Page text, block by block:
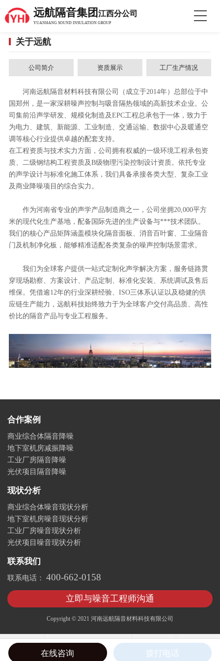
远航隔音集团 江西分公司
YUANHANG SOUND INSULATION GROUP
关于远航
公司简介 资质展示 工厂生产情况
河南远航隔音材料科技有限公司（成立于2014年）总部位于中
国郑州，是一家深耕噪声控制与吸音隔热领域的高新技术企业。公
司集前沿声学研发、规模化制造及EPC工程总承包于一体，致力于
为电力、建筑、新能源、工业制造、交通运输、数据中心及暖通空
调等核心行业提供卓越的配套支持。
在工程资质与技术实力方面，公司拥有权威的一级环境工程承包资
质、二级钢结构工程资质及B级物理污染控制设计资质。依托专业
的声学设计与标准化施工体系，我们具备承接各类大型、复杂工业
及商业降噪项目的综合实力。
作为河南省专业的声学产品制造商之一，公司坐拥20,000平方
米的现代化生产基地，配备国际先进的生产设备与***技术团队。
我们的核心产品矩阵涵盖模块化隔音面板、消音百叶窗、工业隔音
门及机制净化板，能够精准适配各类复杂的噪声控制场景需求。
我们为全球客户提供一站式定制化声学解决方案，服务链路贯
穿现场勘察、方案设计、产品定制、标准化安装、系统调试及售后
维保。凭借逾12年的行业深耕经验、ISO三体系认证以及稳健的供
应链生产能力，远航科技始终致力于为全球客户交付高品质、高性
价比的隔音产品与专业工程服务。
合作案例
商业综合体隔音降噪
地下室机房减振降噪
工业厂房隔音降噪
光伏项目隔音降噪
现状分析
商业综合体噪音现状分析
地下室机房噪音现状分析
工业厂房噪音现状分析
光伏项目噪音现状分析
联系我们
联系电话： 400-662-0158
立即与噪音工程师沟通
Copyright © 2021 河南远航隔音材料科技有限公司
网站首页 联系方式
在线咨询 拨打电话